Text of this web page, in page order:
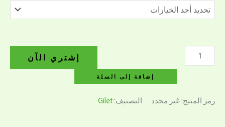
إشتري الآن
إضافة إلى السلة
رمز المنتج:غير محدد التصنيف:Gilet